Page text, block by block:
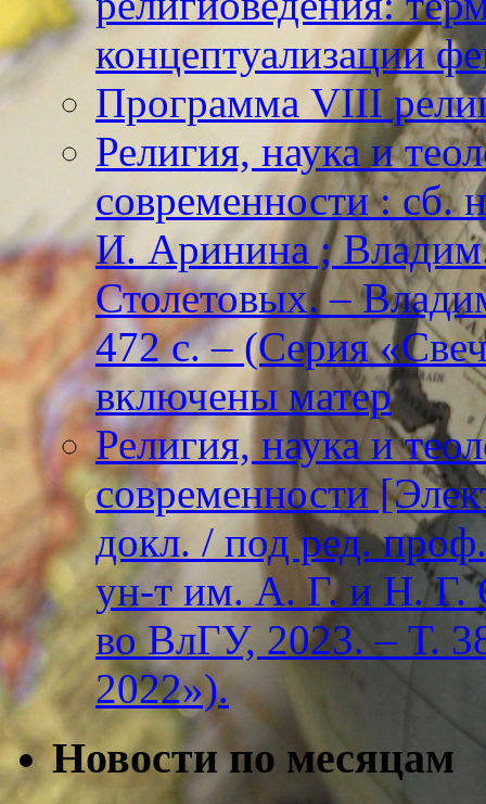
концептуализации
Программа VIII
Религия, наука и
современности : сб.
И. Аринина ;
Столетовых. –
472 с. – (Серия
включены матер
Религия, наука и
современности
докл. / под ред.
ун-т им. А. Г. и Н. Г.
во ВлГУ, 2023. – Т.
2022»).
Новости по месяцам